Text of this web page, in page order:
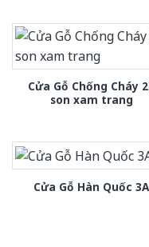
Cửa Gỗ Chống Cháy
son xam trang
Cửa Gỗ Hàn Quốc 3A